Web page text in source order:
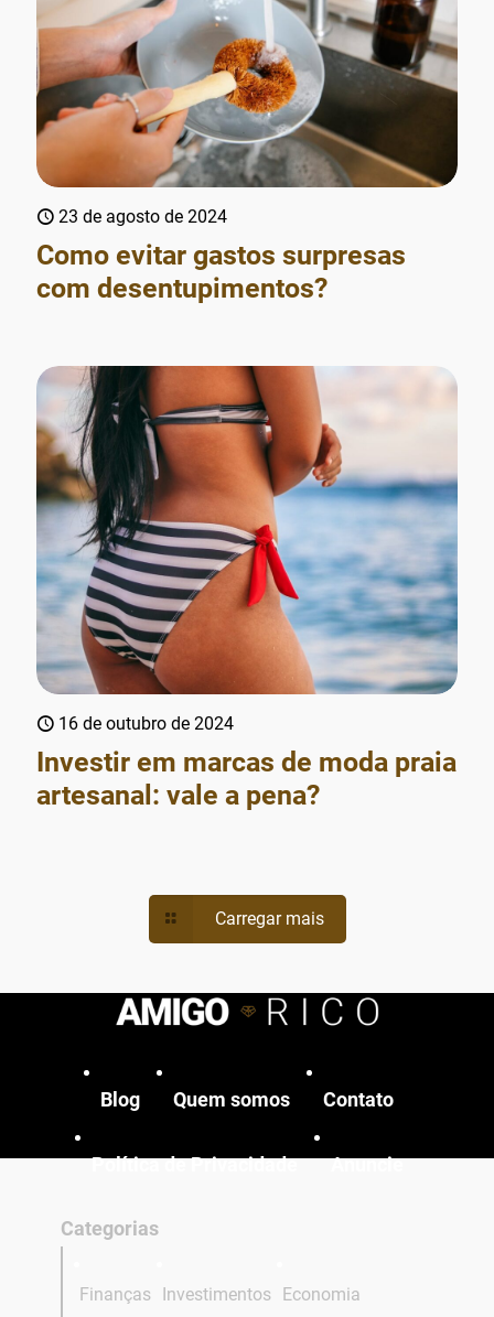
23 de agosto de 2024
Como evitar gastos surpresas
com desentupimentos?
16 de outubro de 2024
Investir em marcas de moda praia
artesanal: vale a pena?
Carregar mais
Blog Quem somos Contato
Política de Privacidade Anuncie
Categorias
Finanças Investimentos Economia